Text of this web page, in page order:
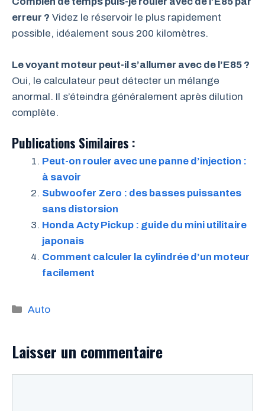
erreur ? Videz le réservoir le plus rapidement
possible, idéalement sous 200 kilomètres.
Le voyant moteur peut-il s’allumer avec de l’E85 ?
Oui, le calculateur peut détecter un mélange
anormal. Il s’éteindra généralement après dilution
complète.
Publications Similaires :
Peut-on rouler avec une panne d’injection :
à savoir
Subwoofer Zero : des basses puissantes
sans distorsion
Honda Acty Pickup : guide du mini utilitaire
japonais
Comment calculer la cylindrée d’un moteur
facilement
Catégories
Auto
Laisser un commentaire